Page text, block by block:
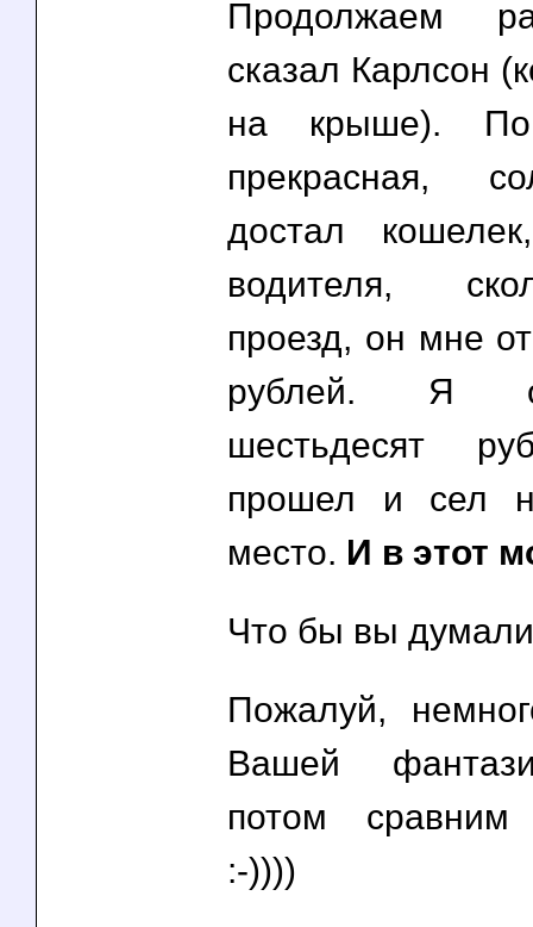
Продолжаем
сказал Карлсон
на крыше).
прекрасная,
достал
водителя,
проезд, он мне
рублей. Я
шестьдесят
прошел и сел
место. И в этот
Что бы вы
Пожалуй,
Вашей
потом сравним
:-))))